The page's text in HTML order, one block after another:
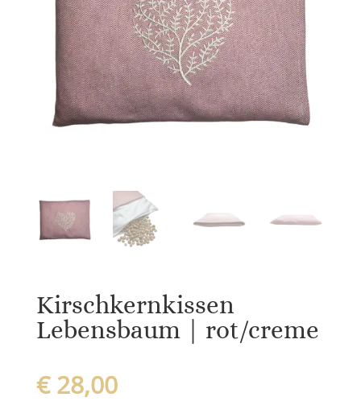
Kirschkernkissen
Lebensbaum | rot/creme
€28,00